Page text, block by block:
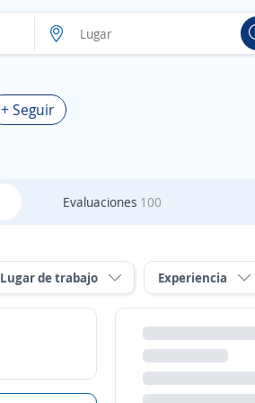
+ Seguir
Evaluaciones 100
Lugar de trabajo Experiencia